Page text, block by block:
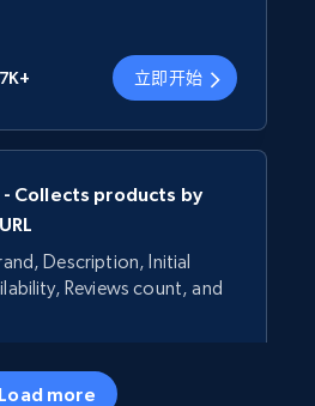
立即开始
Collects products by
Description, Initial
Reviews count, and
Load more